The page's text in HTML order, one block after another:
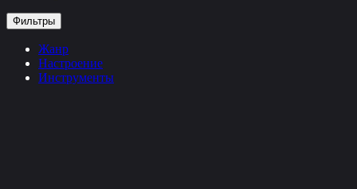
Фильтры
Жанр
Настроение
Инструменты